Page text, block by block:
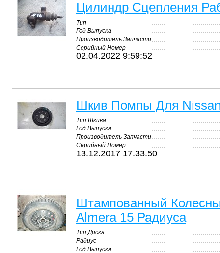
Цилиндр Сцепления
Тип
Год Выпуска
Производитель Запчасти
Серийный Номер
02.04.2022 9:59:52
Шкив Помпы Для
Тип Шкива
Год Выпуска
Производитель Запчасти
Серийный Номер
13.12.2017 17:33:50
Штампованный
Almera 15 Радиуса
Тип Диска
Радиус
Год Выпуска